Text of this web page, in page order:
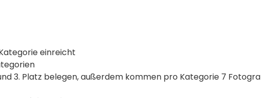
einreicht
3. Platz belegen, außerdem kommen pro Kategorie 7